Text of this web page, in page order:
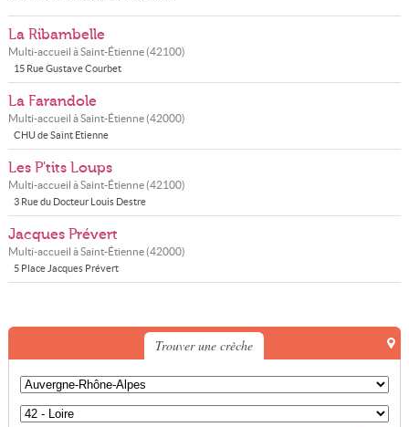
La Ribambelle
Multi-accueil àSaint-Étienne(42100)
15 Rue Gustave Courbet
La Farandole
Multi-accueil àSaint-Étienne(42000)
CHU de Saint Etienne
Les P'tits Loups
Multi-accueil àSaint-Étienne(42100)
3 Rue du Docteur Louis Destre
Jacques Prévert
Multi-accueil àSaint-Étienne(42000)
5 Place Jacques Prévert
Trouver une crèche